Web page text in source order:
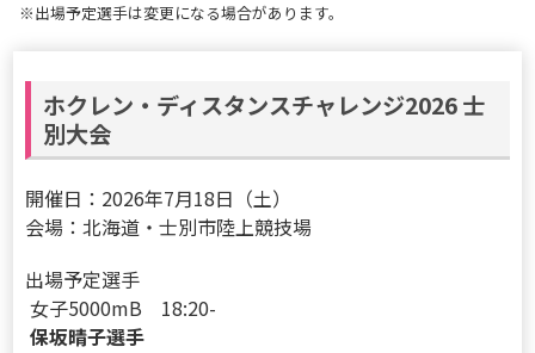
※出場予定選手は変更になる場合があります。
ホクレン・ディスタンスチャレンジ2026 士
別大会
開催日：2026年7月18日（土）
会場：北海道・士別市陸上競技場
出場予定選手
女子5000mB 18:20-
保坂晴子選手